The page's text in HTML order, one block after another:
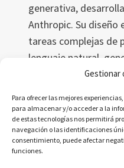
Gestionar
Para ofrecer las mejores
para almacenar y/o acceder a la
de estas tecnologías nos permitirá
navegación o las identificaciones
consentimiento, puede afectar
funciones.
generativa,
Anthropic. Su diseño
tareas complejas de
lenguaje natural,
resumiendo
distingue por su
conocido como “IA…
LEER MÁS